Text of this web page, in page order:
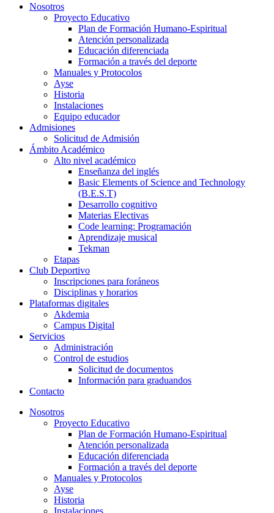
Nosotros
Proyecto Educativo
Plan de Formación Humano-Espiritual
Atención personalizada
Educación diferenciada
Formación a través del deporte
Manuales y Protocolos
Ayse
Historia
Instalaciones
Equipo educador
Admisiones
Solicitud de Admisión
Ámbito Académico
Alto nivel académico
Enseñanza del inglés
Basic Elements of Science and Technology
(B.E.S.T)
Desarrollo cognitivo
Materias Electivas
Code learning: Programación
Aprendizaje musical
Tekman
Etapas
Club Deportivo
Inscripciones para foráneos
Disciplinas y horarios
Plataformas digitales
Akdemia
Campus Digital
Servicios
Administración
Control de estudios
Solicitud de documentos
Información para graduandos
Contacto
Nosotros
Proyecto Educativo
Plan de Formación Humano-Espiritual
Atención personalizada
Educación diferenciada
Formación a través del deporte
Manuales y Protocolos
Ayse
Historia
Instalaciones